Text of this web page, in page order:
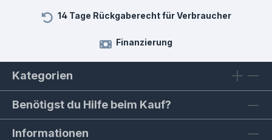
14 Tage Rückgaberecht für Verbraucher
Finanzierung
Kategorien
Benötigst du Hilfe beim Kauf?
Informationen